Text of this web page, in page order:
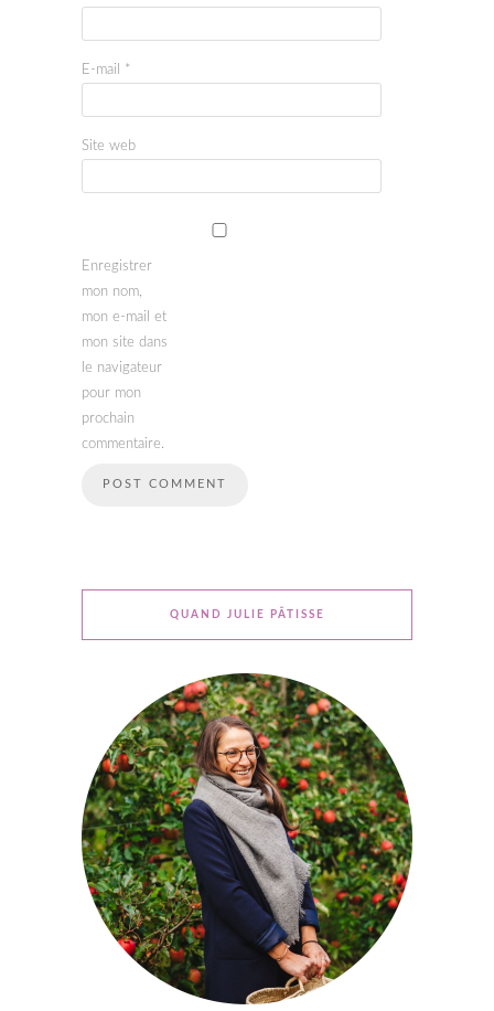
E-mail *
Site web
Enregistrer
mon nom,
mon e-mail et
mon site dans
le navigateur
pour mon
prochain
commentaire.
QUAND JULIE PÂTISSE